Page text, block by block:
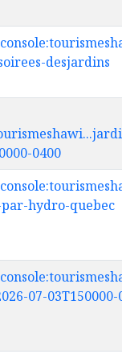
desjardins
0400
hydro-quebec
07-03T150000-